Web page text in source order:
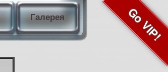
Галерея Go VIP!